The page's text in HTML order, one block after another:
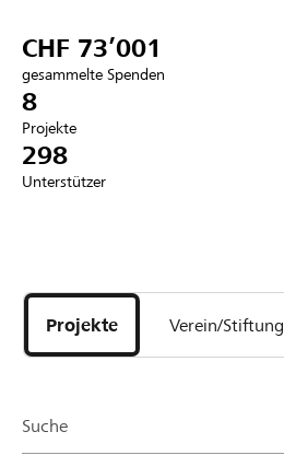
Anmelden
DE FR IT
CHF 73’001
gesammelte Spenden
8
Projekte
298
Unterstützer
Projekte
und
Organisationen
Projekte Verein/Stiftung
Suche